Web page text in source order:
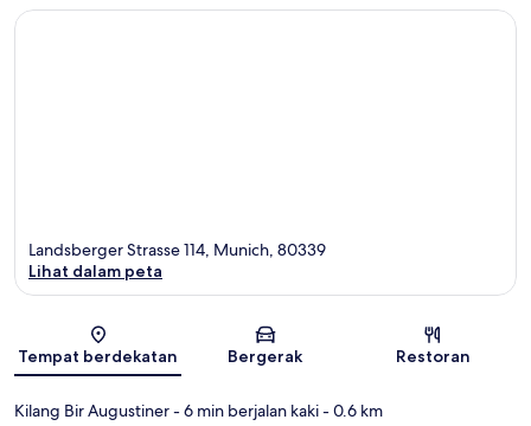
Peta
Landsberger Strasse 114, Munich, 80339
Lihat dalam peta
Tempat berdekatan Bergerak Restoran
Kilang Bir Augustiner- 6 min berjalan kaki- 0.6 km